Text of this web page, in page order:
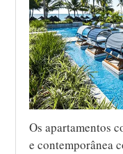
Os apartamentos
e contemporânea